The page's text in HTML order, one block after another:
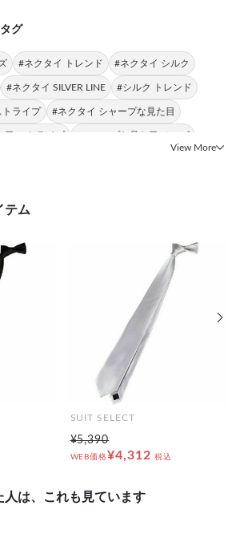
グ
#ネクタイ トレンド #ネクタイ シルク
#ネクタイ SILVER LINE #シルク トレンド
トライプ #ネクタイ シャープな見た目
View More
テム
SUIT SELECT
¥5,390
WEB価格¥4,312 税込
人は、これも見ています